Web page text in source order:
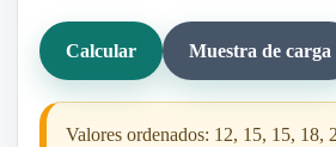
Calcular Muestra de carga
Valores ordenados: 12, 15, 15, 18,